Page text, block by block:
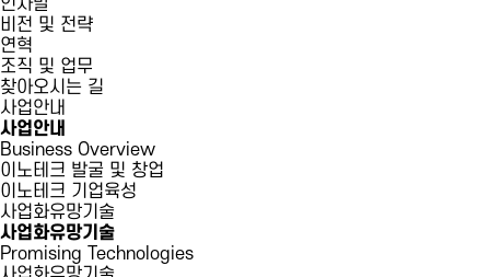
인사말
비전 및 전략
연혁
조직 및 업무
찾아오시는 길
사업안내
사업안내
Business Overview
이노테크 발굴 및 창업
이노테크 기업육성
사업화유망기술
사업화유망기술
Promising Technologies